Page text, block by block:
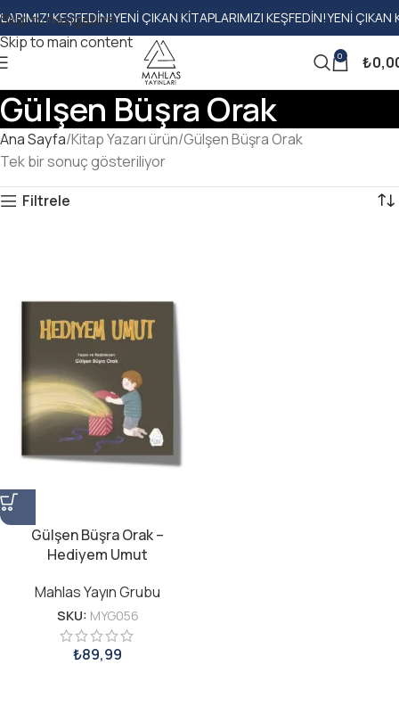
Skip to navigation
Skip to main content
KEŞFEDIN!YENI ÇIKAN KITAPLARIMIZI KEŞFEDIN!YENI ÇIKAN
0 ₺
Gülşen Büşra Orak
Ana Sayfa Kitap Yazarı ürün Gülşen Büşra Orak
Tek bir sonuç gösteriliyor
Filtrele
Gülşen Büşra Orak –
Hediyem Umut
Mahlas Yayın Grubu
SKU: MYG056
₺89,99